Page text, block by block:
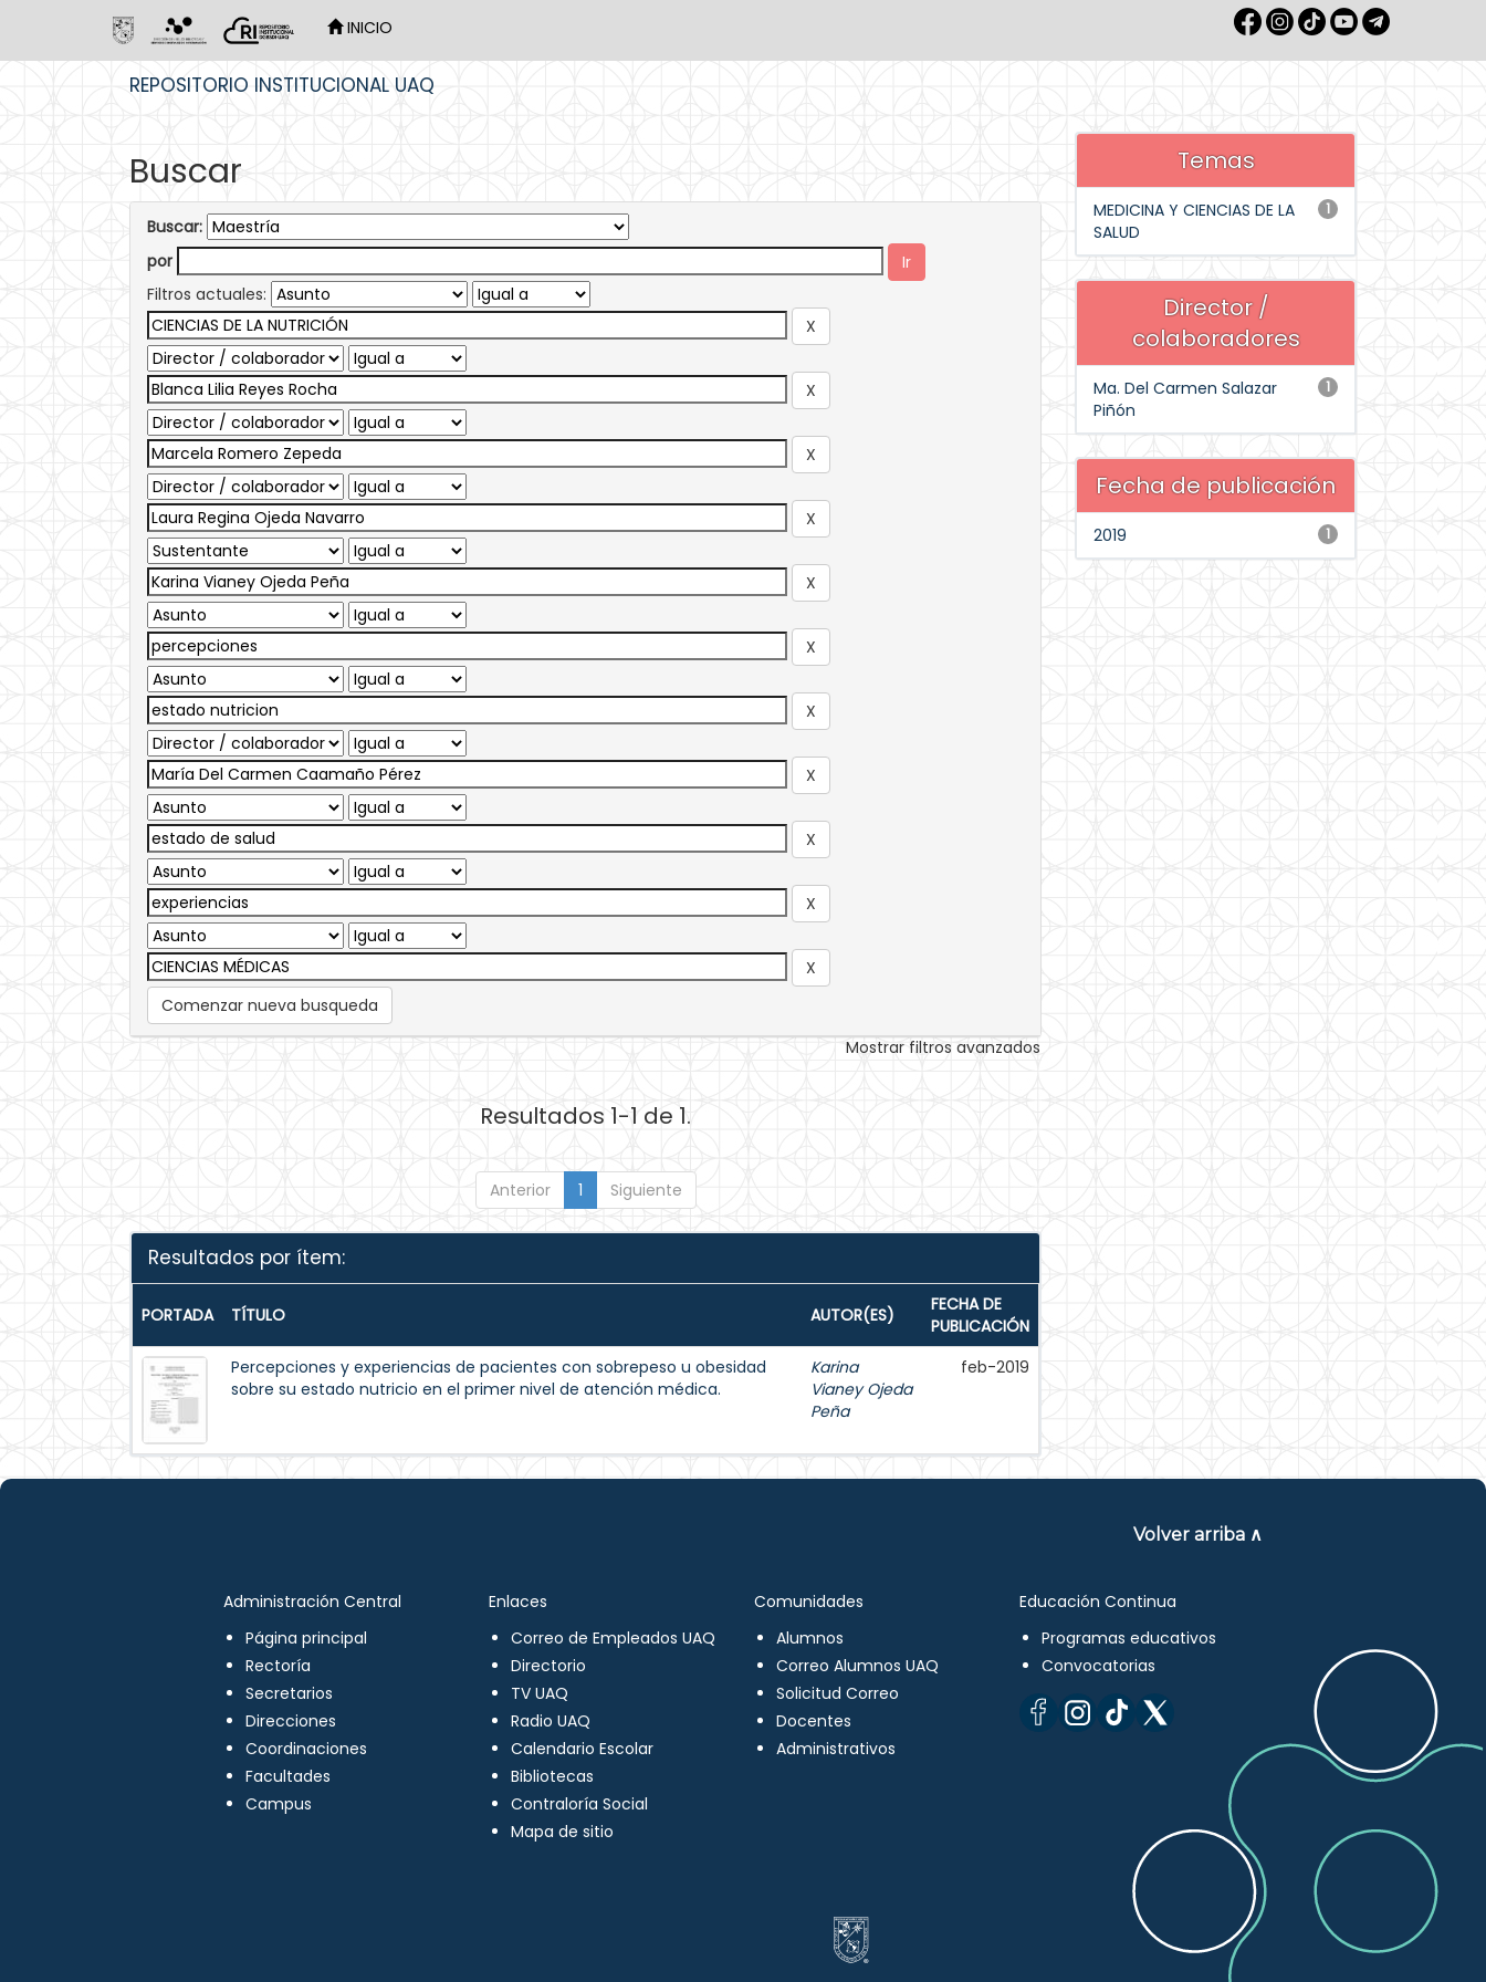
INICIO
REPOSITORIO INSTITUCIONAL UAQ
Buscar
Buscar:
por
Filtros actuales:
Comenzar nueva busqueda
Mostrar filtros avanzados
Resultados 1-1 de 1.
Anterior 1 Siguiente
Resultados por ítem:
PORTADA TÍTULO AUTOR(ES)
FECHA DE
PUBLICACIÓN
Percepciones y experiencias de pacientes con sobrepeso u obesidad
sobre su estado nutricio en el primer nivel de atención médica.
Karina
Vianey Ojeda
Peña
feb-2019
Temas
1
MEDICINA Y CIENCIAS DE LA
SALUD
Director /
colaboradores
1
Ma. Del Carmen Salazar
Piñón
Fecha de publicación
1
2019
Volver arriba ∧
Administración Central
Página principal
Rectoría
Secretarios
Direcciones
Coordinaciones
Facultades
Campus
Enlaces
Correo de Empleados UAQ
Directorio
TV UAQ
Radio UAQ
Calendario Escolar
Bibliotecas
Contraloría Social
Mapa de sitio
Comunidades
Alumnos
Correo Alumnos UAQ
Solicitud Correo
Docentes
Administrativos
Educación Continua
Programas educativos
Convocatorias